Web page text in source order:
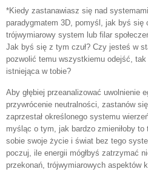
*Kiedy zastanawiasz się nad
paradygmatem 3D, pomyśl, jak byś się
trójwymiarowy system lub filar
Jak byś się z tym czuł? Czy jesteś w
pozwolić temu wszystkiemu odejść,
istniejąca w tobie?
Aby głębiej przeanalizować uwolnienie
przywrócenie neutralności, zastanów
zaprzestał określonego systemu
myśląc o tym, jak bardzo zmieniłoby
sobie swoje życie i świat bez tego
poczuj, ile energii mógłbyś zatrzymać
przekonań, trójwymiarowych aspektów